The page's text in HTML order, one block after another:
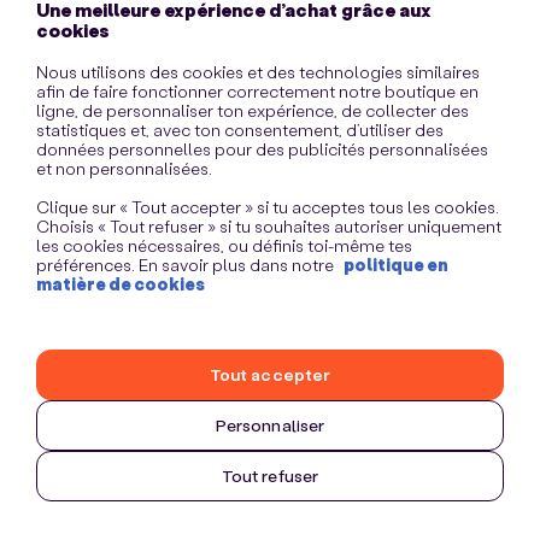
Une meilleure expérience d’achat grâce aux
cookies
Nous utilisons des cookies et des technologies similaires
afin de faire fonctionner correctement notre boutique en
ligne, de personnaliser ton expérience, de collecter des
statistiques et, avec ton consentement, d’utiliser des
données personnelles pour des publicités personnalisées
et non personnalisées.
Clique sur « Tout accepter » si tu acceptes tous les cookies.
Choisis « Tout refuser » si tu souhaites autoriser uniquement
les cookies nécessaires, ou définis toi-même tes
préférences. En savoir plus dans notre politique en
matière de cookies
Personnaliser
Tout refuser
Tout accepter